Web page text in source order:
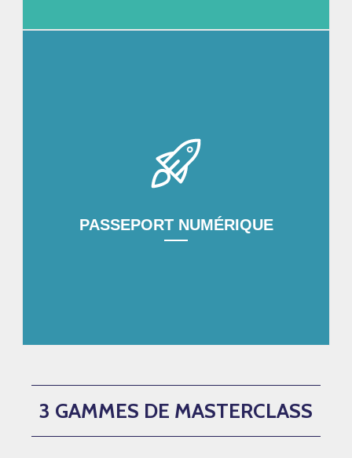
DÉCOUVRIR
PASSEPORT NUMÉRIQUE
diplôme) qui couvre l'ensemble des aspects du
digital en entreprise.
3 GAMMES DE MASTERCLASS